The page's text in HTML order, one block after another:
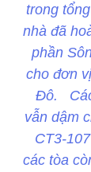
trong
nhà đã
phần
cho đơn
Đô. Các
vẫn dậm
CT3-
các tòa